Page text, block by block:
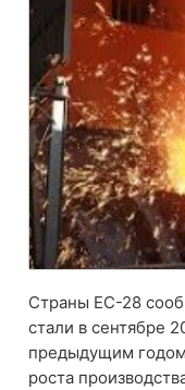
Страны ЕС-28
стали в сентябре
предыдущим
роста